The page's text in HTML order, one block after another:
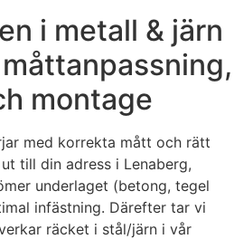
i metall & järn
montage
med korrekta mått och rätt
till din adress i Lenaberg,
underlaget (betong, tegel
infästning. Därefter tar vi
räcket i stål/järn i vår